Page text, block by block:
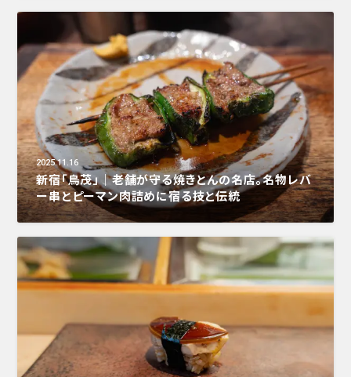
2025.11.16
新宿「鳥茂」｜老舗が守る焼きとんの名店。名物レバ
ー串とピーマン肉詰めに宿る技と伝統